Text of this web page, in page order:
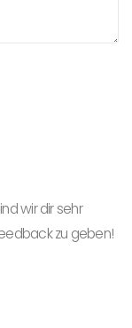
wir dir sehr
zu geben!